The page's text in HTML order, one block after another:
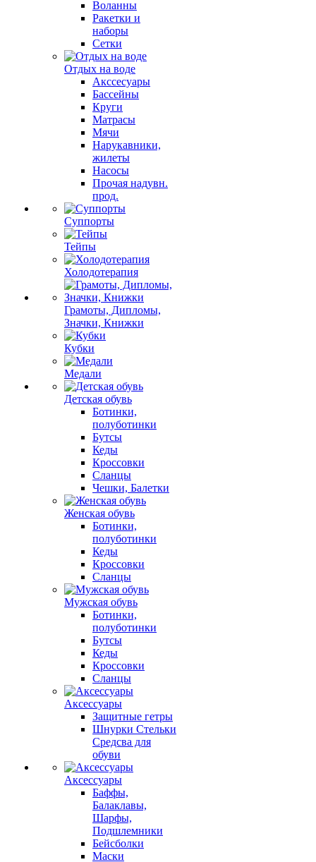
Воланны
Ракетки и
наборы
Сетки
Отдых на воде
Акссесуары
Бассейны
Круги
Матрасы
Мячи
Нарукавники,
жилеты
Насосы
Прочая надувн.
прод.
Суппорты
Тейпы
Холодотерапия
Грамоты, Дипломы,
Значки, Книжки
Кубки
Медали
Детская обувь
Ботинки,
полуботинки
Бутсы
Кеды
Кроссовки
Сланцы
Чешки, Балетки
Женская обувь
Ботинки,
полуботинки
Кеды
Кроссовки
Сланцы
Мужская обувь
Ботинки,
полуботинки
Бутсы
Кеды
Кроссовки
Сланцы
Аксессуары
Защитные гетры
Шнурки Стельки
Средсва для
обуви
Аксессуары
Баффы,
Балаклавы,
Шарфы,
Подшлемники
Бейсболки
Маски